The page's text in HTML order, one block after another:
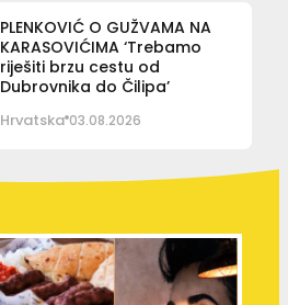
PLENKOVIĆ O GUŽVAMA NA
KARASOVIĆIMA ‘Trebamo
riješiti brzu cestu od
Dubrovnika do Čilipa’
Hrvatska 03.08.2026